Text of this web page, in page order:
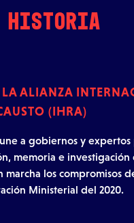
HISTORIA
LA ALIANZA
(IHRA)
a gobiernos y
memoria e
marcha los compromisos
Ministerial del 2020.